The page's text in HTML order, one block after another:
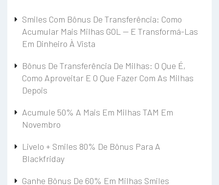
Smiles Com Bônus De Transferência: Como
Acumular Mais Milhas GOL — E Transformá-Las
Em Dinheiro À Vista
Bônus De Transferência De Milhas: O Que É,
Como Aproveitar E O Que Fazer Com As Milhas
Depois
Acumule 50% A Mais Em Milhas TAM Em
Novembro
Livelo + Smiles 80% De Bônus Para A
Blackfriday
Ganhe Bônus De 60% Em Milhas Smiles